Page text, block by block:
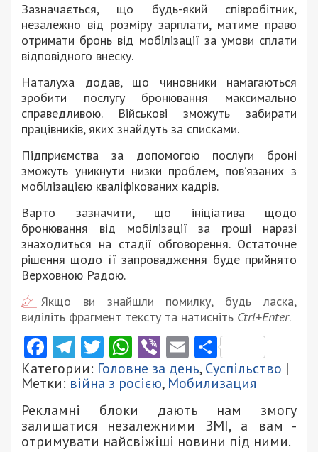
Зазначається, що будь-який співробітник,
незалежно від розміру зарплати, матиме право
отримати бронь від мобілізації за умови сплати
відповідного внеску.
Наталуха додав, що чиновники намагаються
зробити послугу бронювання максимально
справедливою.Військові зможуть забирати
працівників, яких знайдуть за списками.
Підприємства за допомогою послуги броні
зможуть уникнути низки проблем, пов’язаних з
мобілізацією кваліфікованих кадрів.
Варто зазначити, що ініціатива щодо
бронювання від мобілізації за гроші наразі
знаходиться на стадії обговорення. Остаточне
рішення щодо її запровадження буде прийнято
Верховною Радою.
Якщо ви знайшли помилку, будь ласка,
виділіть фрагмент тексту та натисніть Ctrl+Enter.
Facebook
Telegram
Twitter
WhatsApp
ViberEmail
Категории: Головне за день,Суспільство |
Метки: війна з росією, Мобилизация
Рекламні блоки дають нам змогу
залишатися незалежними ЗМІ, а вам -
отримувати найсвіжіші новини під ними.